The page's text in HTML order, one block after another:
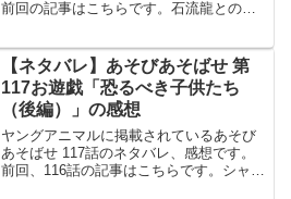
前回の記事はこちらです。石流龍との戦
ャルル・ベルナールが、漫画を集英社に
持ち込む場面から始ま...
【ネタバレ】あそびあそばせ 第
117お遊戯「恐るべき子供たち
（後編）」の感想
ヤングアニマルに掲載されているあそび
あそばせ 117話のネタバレ、感想です。
前回、116話の記事はこちらです。シャネ